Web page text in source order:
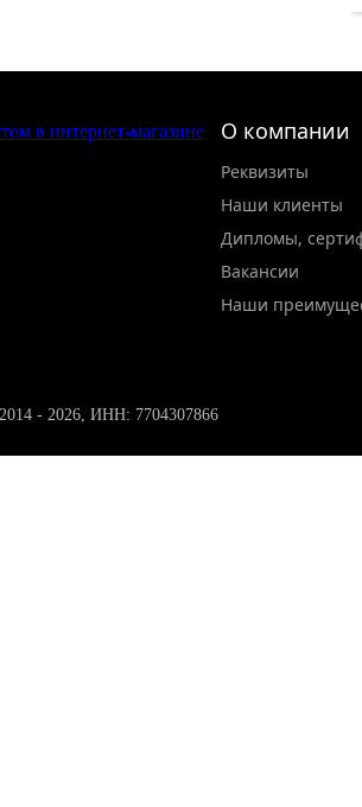
О компании
Реквизиты
Наши клиенты
Дипломы,
Вакансии
Наши
- 2026, ИНН: 7704307866